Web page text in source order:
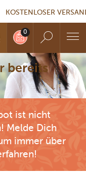
KOSTENLOSER
bereits
ist nicht
Melde Dich
immer über